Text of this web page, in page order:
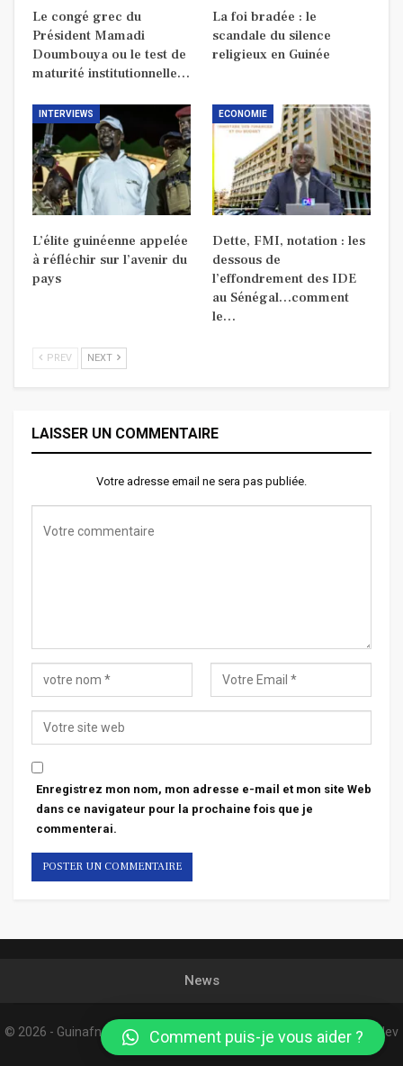
Le congé grec du
Président Mamadi
Doumbouya ou le test de
maturité institutionnelle…
La foi bradée : le
scandale du silence
religieux en Guinée
INTERVIEWS
L’élite guinéenne appelée
à réfléchir sur l’avenir du
pays
ECONOMIE
Dette, FMI, notation : les
dessous de
l’effondrement des IDE
au Sénégal…comment
le…
PREV NEXT
LAISSER UN COMMENTAIRE
Votre adresse email ne sera pas publiée.
Enregistrez mon nom, mon adresse e-mail et mon site Web
dans ce navigateur pour la prochaine fois que je
commenterai.
News
© 2026 - Guinafnews. All Rights Reserved. Website Design:Confordev
Comment puis-je vous aider ?